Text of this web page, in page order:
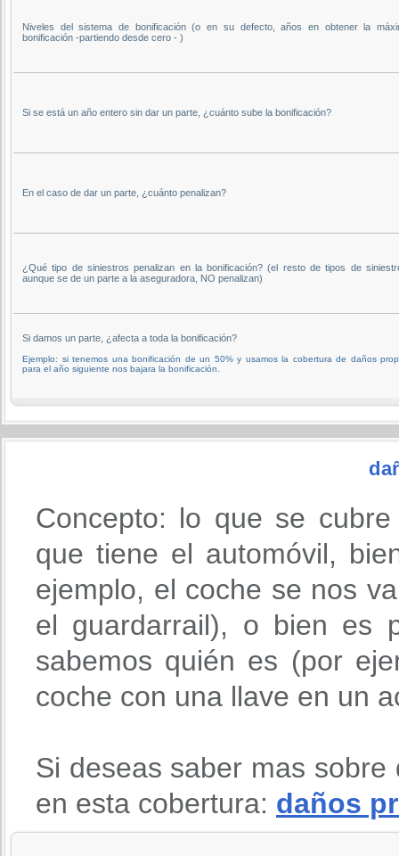
Niveles del sistema de bonificación (o en su defecto, años en obtener la
bonificación -partiendo desde cero - )
Si se está un año entero sin dar un parte, ¿cuánto sube la bonificación?
En el caso de dar un parte, ¿cuánto penalizan?
¿Qué tipo de siniestros penalizan en la bonificación? (el resto de tipos de
aunque se de un parte a la aseguradora, NO penalizan)
Si damos un parte, ¿afecta a toda la bonificación?
Ejemplo: si tenemos una bonificación de un 50% y usamos la cobertura de daños
para el año siguiente nos bajara la bonificación.
Concepto: lo que se
que tiene el automóvil,
ejemplo, el coche se nos
el guardarrail), o bien es
sabemos quién es (por
coche con una llave en un
Si deseas saber mas
en esta cobertura: daños